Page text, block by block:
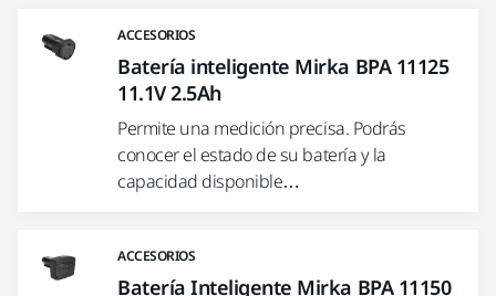
ACCESORIOS
Batería inteligente Mirka BPA 11125
11.1V 2.5Ah
Permite una medición precisa. Podrás
conocer el estado de su batería y la
capacidad disponible…
ACCESORIOS
Batería Inteligente Mirka BPA 11150